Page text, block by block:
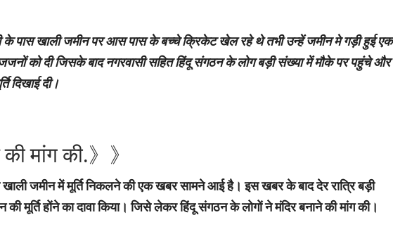
के पास खाली जमीन पर आस पास के बच्चे क्रिकेट खेल रहे थे तभी उन्हें जमीन मे गड़ी हुई एक
को दी जिसके बाद नगरवासी सहित हिंदू संगठन के लोग बड़ी संख्या में मौके पर पहुंचे और
दिखाई दी।
मांग की.》》
खाली जमीन में मूर्ति निकलने की एक खबर सामने आई है। इस खबर के बाद देर रात्रि बड़ी
मूर्ति होंने का दावा किया। जिसे लेकर हिंदू संगठन के लोगों ने मंदिर बनाने की मांग की।